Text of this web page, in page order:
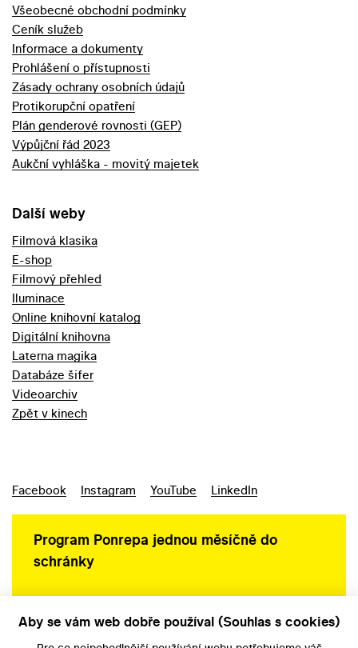
Všeobecné obchodní podmínky
Ceník služeb
Informace a dokumenty
Prohlášení o přístupnosti
Zásady ochrany osobních údajů
Protikorupční opatření
Plán genderové rovnosti (GEP)
Výpůjční řád 2023
Aukční vyhláška - movitý majetek
Další weby
Filmová klasika
E-shop
Filmový přehled
Iluminace
Online knihovní katalog
Digitální knihovna
Laterna magika
Databáze šifer
Videoarchiv
Zpět v kinech
Facebook Instagram YouTube LinkedIn
Program Ponrepa jednou měsíčně do
schránky
Aby se vám web dobře používal (Souhlas s cookies)